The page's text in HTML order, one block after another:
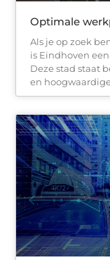
Optimale
Als je op zoek
is Eindhoven
Deze stad staat
en